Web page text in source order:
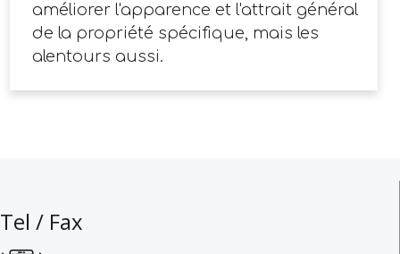
améliorer l'apparence et l'attrait général
de la propriété spécifique, mais les
alentours aussi.
Tel / Fax